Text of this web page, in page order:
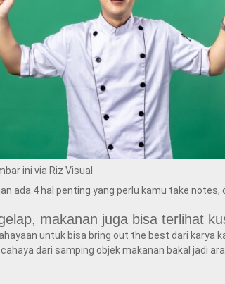
ini via Riz Visual
ada 4 hal penting yang perlu kamu take
makanan juga bisa terlihat
untuk bisa bring out the best dari karya
dari samping objek makanan bakal jadi